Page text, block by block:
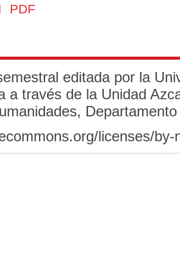
PDF
editada por la
a través de la Unidad
licenses/by-